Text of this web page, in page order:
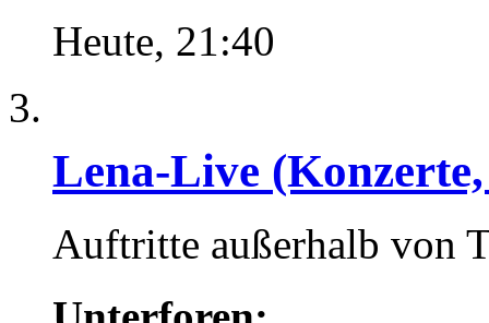
Heute, 21:40
Lena-Live
Auftritte außerhalb von